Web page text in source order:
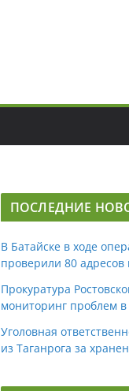
ПОСЛЕДНИЕ
В Батайске в ходе
проверили 80
Прокуратура
мониторинг проблем
Уголовная
из Таганрога за